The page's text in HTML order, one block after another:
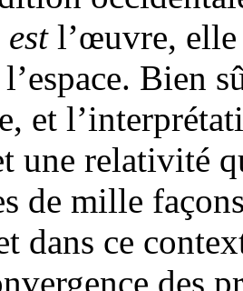
estl’œuvre, elle
Bien
et
une relativité
de mille
dans ce
des